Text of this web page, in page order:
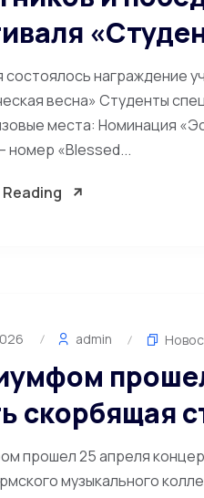
состоялось награждение
весна» Студенты
места: Номинация
номер «Blessed...
admin
скорбящая
прошел 25 апреля
музыкального